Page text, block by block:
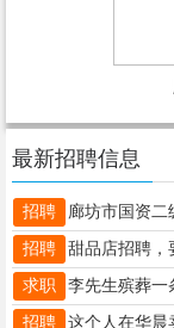
最新招聘信息
招聘
招聘
求职
招聘